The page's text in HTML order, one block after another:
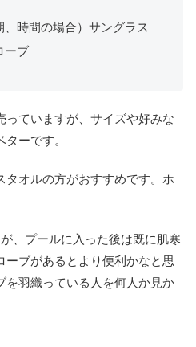
、時間の場合）サングラス
ーブ
っていますが、サイズや好みな
ーです。
タオルの方がおすすめです。ホ
、プールに入った後は既に肌寒
ーブがあるとより便利かなと思
を羽織っている人を何人か見か